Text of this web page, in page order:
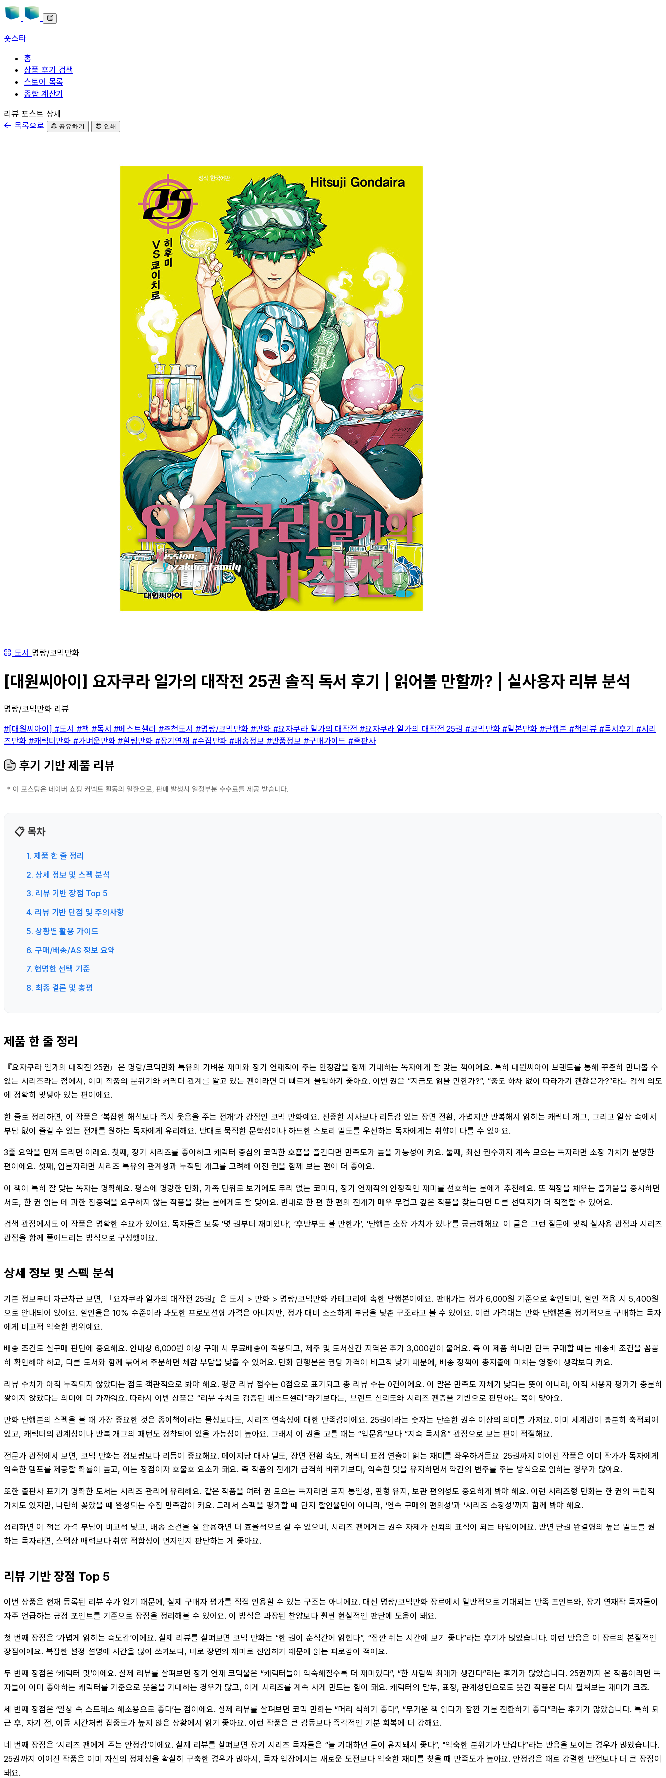
숏스타
홈
상품 후기 검색
스토어 목록
종합 계산기
본문으로 바로가기
리뷰 포스트 상세
목록으로
공유하기 인쇄
도서 명랑/코믹만화
[대원씨아이] 요자쿠라 일가의 대작전 25권 솔직 독서 후기 | 읽어볼 만할까? | 실사용자 리뷰 분석
명랑/코믹만화 리뷰
#[대원씨아이] #도서 #책 #독서 #베스트셀러 #추천도서 #명랑/코믹만화 #만화 #요자쿠라 일가의 대작전 #요자쿠라 일가의 대작전 25권 #코믹만화 #일본만화 #단행본 #책리뷰 #독서후기 #시리
즈만화 #캐릭터만화 #가벼운만화 #힐링만화 #장기연재 #수집만화 #배송정보 #반품정보 #구매가이드 #출판사
후기 기반 제품 리뷰
📋 목차
1. 제품 한 줄 정리
2. 상세 정보 및 스펙 분석
3. 리뷰 기반 장점 Top 5
4. 리뷰 기반 단점 및 주의사항
5. 상황별 활용 가이드
6. 구매/배송/AS 정보 요약
7. 현명한 선택 기준
8. 최종 결론 및 총평
제품 한 줄 정리
『요자쿠라 일가의 대작전 25권』은 명랑/코믹만화 특유의 가벼운 재미와 장기 연재작이 주는 안정감을 함께 기대하는 독자에게 잘 맞는 책이에요. 특히 대원씨아이 브랜드를 통해 꾸준히 만나볼 수
있는 시리즈라는 점에서, 이미 작품의 분위기와 캐릭터 관계를 알고 있는 팬이라면 더 빠르게 몰입하기 좋아요. 이번 권은 “지금도 읽을 만한가?”, “중도 하차 없이 따라가기 괜찮은가?”라는 검색 의도
에 정확히 맞닿아 있는 편이에요.
한 줄로 정리하면, 이 작품은 ‘복잡한 해석보다 즉시 웃음을 주는 전개’가 강점인 코믹 만화예요. 진중한 서사보다 리듬감 있는 장면 전환, 가볍지만 반복해서 읽히는 캐릭터 개그, 그리고 일상 속에서
부담 없이 즐길 수 있는 전개를 원하는 독자에게 유리해요. 반대로 묵직한 문학성이나 하드한 스토리 밀도를 우선하는 독자에게는 취향이 다를 수 있어요.
3줄 요약을 먼저 드리면 이래요. 첫째, 장기 시리즈를 좋아하고 캐릭터 중심의 코믹한 호흡을 즐긴다면 만족도가 높을 가능성이 커요. 둘째, 최신 권수까지 계속 모으는 독자라면 소장 가치가 분명한
편이에요. 셋째, 입문자라면 시리즈 특유의 관계성과 누적된 개그를 고려해 이전 권을 함께 보는 편이 더 좋아요.
이 책이 특히 잘 맞는 독자는 명확해요. 평소에 명랑한 만화, 가족 단위로 보기에도 무리 없는 코미디, 장기 연재작의 안정적인 재미를 선호하는 분에게 추천해요. 또 책장을 채우는 즐거움을 중시하면
서도, 한 권 읽는 데 과한 집중력을 요구하지 않는 작품을 찾는 분에게도 잘 맞아요. 반대로 한 편 한 편의 전개가 매우 무겁고 깊은 작품을 찾는다면 다른 선택지가 더 적절할 수 있어요.
검색 관점에서도 이 작품은 명확한 수요가 있어요. 독자들은 보통 ‘몇 권부터 재미있나’, ‘후반부도 볼 만한가’, ‘단행본 소장 가치가 있나’를 궁금해해요. 이 글은 그런 질문에 맞춰 실사용 관점과 시리즈
관점을 함께 풀어드리는 방식으로 구성했어요.
상세 정보 및 스펙 분석
기본 정보부터 차근차근 보면, 『요자쿠라 일가의 대작전 25권』은 도서 > 만화 > 명랑/코믹만화 카테고리에 속한 단행본이에요. 판매가는 정가 6,000원 기준으로 확인되며, 할인 적용 시 5,400원
으로 안내되어 있어요. 할인율은 10% 수준이라 과도한 프로모션형 가격은 아니지만, 정가 대비 소소하게 부담을 낮춘 구조라고 볼 수 있어요. 이런 가격대는 만화 단행본을 정기적으로 구매하는 독자
에게 비교적 익숙한 범위예요.
배송 조건도 실구매 판단에 중요해요. 안내상 6,000원 이상 구매 시 무료배송이 적용되고, 제주 및 도서산간 지역은 추가 3,000원이 붙어요. 즉 이 제품 하나만 단독 구매할 때는 배송비 조건을 꼼꼼
히 확인해야 하고, 다른 도서와 함께 묶어서 주문하면 체감 부담을 낮출 수 있어요. 만화 단행본은 권당 가격이 비교적 낮기 때문에, 배송 정책이 총지출에 미치는 영향이 생각보다 커요.
리뷰 수치가 아직 누적되지 않았다는 점도 객관적으로 봐야 해요. 평균 리뷰 점수는 0점으로 표기되고 총 리뷰 수는 0건이에요. 이 말은 만족도 자체가 낮다는 뜻이 아니라, 아직 사용자 평가가 충분히
쌓이지 않았다는 의미에 더 가까워요. 따라서 이번 상품은 “리뷰 수치로 검증된 베스트셀러”라기보다는, 브랜드 신뢰도와 시리즈 팬층을 기반으로 판단하는 쪽이 맞아요.
만화 단행본의 스펙을 볼 때 가장 중요한 것은 종이책이라는 물성보다도, 시리즈 연속성에 대한 만족감이에요. 25권이라는 숫자는 단순한 권수 이상의 의미를 가져요. 이미 세계관이 충분히 축적되어
있고, 캐릭터의 관계성이나 반복 개그의 패턴도 정착되어 있을 가능성이 높아요. 그래서 이 권을 고를 때는 “입문용”보다 “지속 독서용” 관점으로 보는 편이 적절해요.
전문가 관점에서 보면, 코믹 만화는 정보량보다 리듬이 중요해요. 페이지당 대사 밀도, 장면 전환 속도, 캐릭터 표정 연출이 읽는 재미를 좌우하거든요. 25권까지 이어진 작품은 이미 작가가 독자에게
익숙한 템포를 제공할 확률이 높고, 이는 장점이자 호불호 요소가 돼요. 즉 작품의 전개가 급격히 바뀌기보다, 익숙한 맛을 유지하면서 약간의 변주를 주는 방식으로 읽히는 경우가 많아요.
또한 출판사 표기가 명확한 도서는 시리즈 관리에 유리해요. 같은 작품을 여러 권 모으는 독자라면 표지 통일성, 판형 유지, 보관 편의성도 중요하게 봐야 해요. 이런 시리즈형 만화는 한 권의 독립적
가치도 있지만, 나란히 꽂았을 때 완성되는 수집 만족감이 커요. 그래서 스펙을 평가할 때 단지 할인율만이 아니라, ‘연속 구매의 편의성’과 ‘시리즈 소장성’까지 함께 봐야 해요.
정리하면 이 책은 가격 부담이 비교적 낮고, 배송 조건을 잘 활용하면 더 효율적으로 살 수 있으며, 시리즈 팬에게는 권수 자체가 신뢰의 표식이 되는 타입이에요. 반면 단권 완결형의 높은 밀도를 원
하는 독자라면, 스펙상 매력보다 취향 적합성이 먼저인지 판단하는 게 좋아요.
리뷰 기반 장점 Top 5
이번 상품은 현재 등록된 리뷰 수가 없기 때문에, 실제 구매자 평가를 직접 인용할 수 있는 구조는 아니에요. 대신 명랑/코믹만화 장르에서 일반적으로 기대되는 만족 포인트와, 장기 연재작 독자들이
자주 언급하는 긍정 포인트를 기준으로 장점을 정리해볼 수 있어요. 이 방식은 과장된 찬양보다 훨씬 현실적인 판단에 도움이 돼요.
첫 번째 장점은 ‘가볍게 읽히는 속도감’이에요. 실제 리뷰를 살펴보면 코믹 만화는 “한 권이 순식간에 읽힌다”, “잠깐 쉬는 시간에 보기 좋다”라는 후기가 많았습니다. 이런 반응은 이 장르의 본질적인
장점이에요. 복잡한 설정 설명에 시간을 많이 쓰기보다, 바로 장면의 재미로 진입하기 때문에 읽는 피로감이 적어요.
두 번째 장점은 ‘캐릭터 맛’이에요. 실제 리뷰를 살펴보면 장기 연재 코믹물은 “캐릭터들이 익숙해질수록 더 재미있다”, “한 사람씩 최애가 생긴다”라는 후기가 많았습니다. 25권까지 온 작품이라면 독
자들이 이미 좋아하는 캐릭터를 기준으로 웃음을 기대하는 경우가 많고, 이게 시리즈를 계속 사게 만드는 힘이 돼요. 캐릭터의 말투, 표정, 관계성만으로도 웃긴 작품은 다시 펼쳐보는 재미가 크죠.
세 번째 장점은 ‘일상 속 스트레스 해소용으로 좋다’는 점이에요. 실제 리뷰를 살펴보면 코믹 만화는 “머리 식히기 좋다”, “무거운 책 읽다가 잠깐 기분 전환하기 좋다”라는 후기가 많았습니다. 특히 퇴
근 후, 자기 전, 이동 시간처럼 집중도가 높지 않은 상황에서 읽기 좋아요. 이런 작품은 큰 감동보다 즉각적인 기분 회복에 더 강해요.
네 번째 장점은 ‘시리즈 팬에게 주는 안정감’이에요. 실제 리뷰를 살펴보면 장기 시리즈 독자들은 “늘 기대하던 톤이 유지돼서 좋다”, “익숙한 분위기가 반갑다”라는 반응을 보이는 경우가 많았습니다.
25권까지 이어진 작품은 이미 자신의 정체성을 확실히 구축한 경우가 많아서, 독자 입장에서는 새로운 도전보다 익숙한 재미를 찾을 때 만족도가 높아요. 안정감은 때로 강렬한 반전보다 더 큰 장점이
돼요.